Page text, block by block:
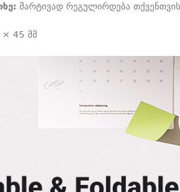
მარტივად რეგულირდება
45 მმ